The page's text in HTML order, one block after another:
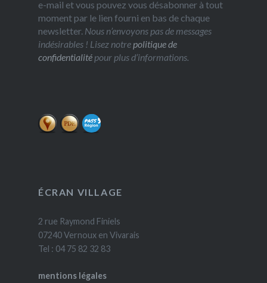
e-mail et vous pouvez vous désabonner à tout
moment par le lien fourni en bas de chaque
newsletter. Nous n’envoyons pas de messages
indésirables ! Lisez notre politique de
confidentialitépour plus d’informations.
ÉCRAN VILLAGE
2 rue Raymond Finiels
07240 Vernoux en Vivarais
Tel : 04 75 82 32 83
mentions légales